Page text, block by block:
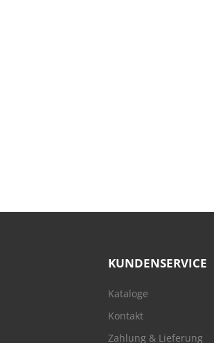
KUNDENSERVICE
Kataloge
Kontakt
Zahlung & Lieferung